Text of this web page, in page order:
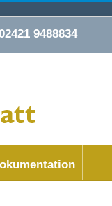
9488834